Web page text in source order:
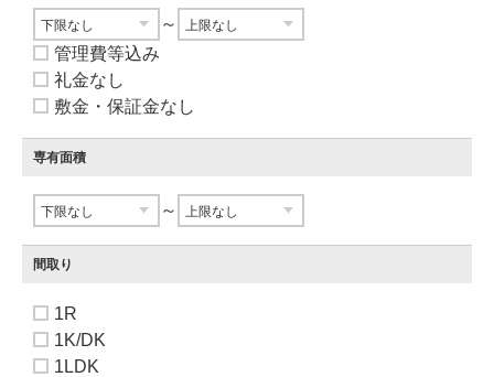
～
管理費等込み
礼金なし
敷金・保証金なし
専有面積
～
間取り
1R
1K/DK
1LDK